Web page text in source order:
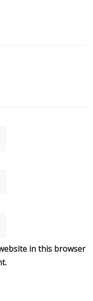
in this browser